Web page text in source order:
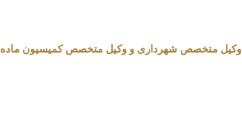
وکیل متخصص شهرداری و وکیل متخصص کمیسیون ماده 100 شهرداری در تهران آقای کریمی